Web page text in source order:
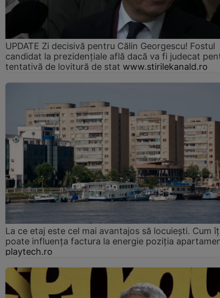
UPDATE Zi decisivă pentru Călin Georgescu! Fostul
candidat la prezidențiale află dacă va fi judecat
tentativă de lovitură de stat www.stirilekanald.ro
La ce etaj este cel mai avantajos să locuiești. Cum
poate influența factura la energie poziția
playtech.ro